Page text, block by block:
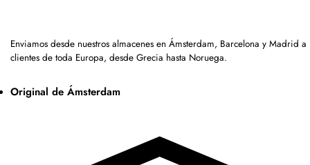
Enviamos desde nuestros almacenes en Ámsterdam, Barcelona y Madrid a
clientes de toda Europa, desde Grecia hasta Noruega.
Original de Ámsterdam